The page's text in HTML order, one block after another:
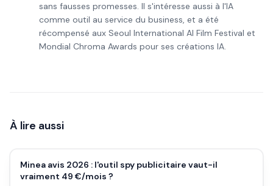
sans fausses promesses. Il s'intéresse aussi à l'IA
comme outil au service du business, et a été
récompensé aux Seoul International AI Film Festival et
Mondial Chroma Awards pour ses créations IA.
À lire aussi
Minea avis 2026 : l'outil spy publicitaire vaut-il
vraiment 49 €/mois ?